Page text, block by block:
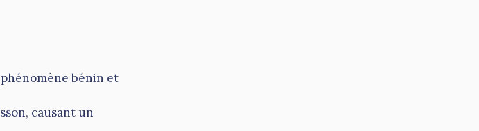
bénin et
causant un